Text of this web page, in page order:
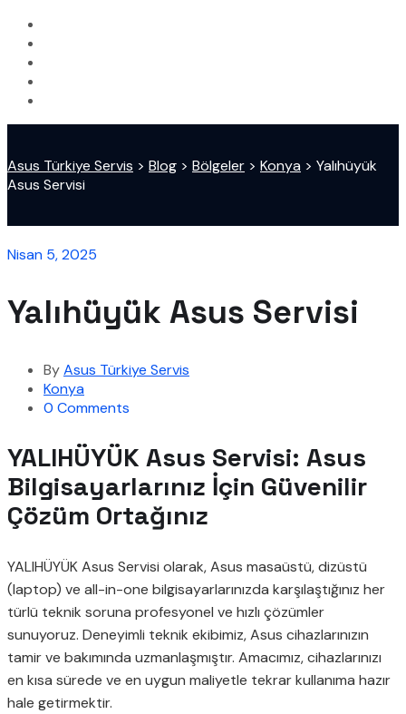
Asus Türkiye Servis > Blog > Bölgeler > Konya > Yalıhüyük
Asus Servisi
Nisan 5, 2025
Yalıhüyük Asus Servisi
ByAsus Türkiye Servis
Konya
0 Comments
YALIHÜYÜK Asus Servisi: Asus
Bilgisayarlarınız İçin Güvenilir
Çözüm Ortağınız
YALIHÜYÜK Asus Servisi olarak, Asus masaüstü, dizüstü
(laptop) ve all-in-one bilgisayarlarınızda karşılaştığınız her
türlü teknik soruna profesyonel ve hızlı çözümler
sunuyoruz. Deneyimli teknik ekibimiz, Asus cihazlarınızın
tamir ve bakımında uzmanlaşmıştır. Amacımız, cihazlarınızı
en kısa sürede ve en uygun maliyetle tekrar kullanıma hazır
hale getirmektir.